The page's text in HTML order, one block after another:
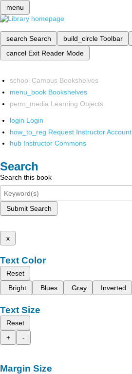
menu
search Search build_circle Toolbar
cancel Exit Reader Mode
school Campus Bookshelves
menu_book Bookshelves
perm_media Learning Objects
login Login
how_to_reg Request Instructor Account
hub Instructor Commons
Search
Search this book
Submit Search
x
Text Color
Reset
Bright
Blues Gray Inverted
Text Size
Reset
+
-
Margin Size